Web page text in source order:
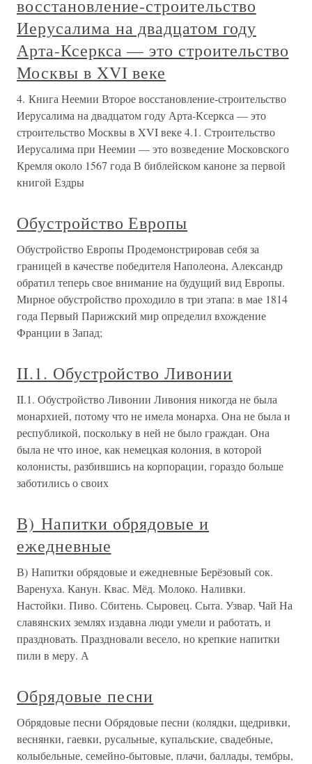
восстановление-строительство
Иерусалима на двадцатом году
Арта-Ксеркса — это строительство
Москвы в XVI веке
4. Книга Неемии Второе восстановление-строительство
Иерусалима на двадцатом году Арта-Ксеркса — это
строительство Москвы в XVI веке 4.1. Строительство
Иерусалима при Неемии — это возведение Московского
Кремля около 1567 года В библейском каноне за первой
книгой Ездры
Обустройство Европы
Обустройство Европы Продемонстрировав себя за
границей в качестве победителя Наполеона, Александр
обратил теперь свое внимание на будущий вид Европы.
Мирное обустройство проходило в три этапа: в мае 1814
года Первый Парижский мир определил вхождение
Франции в Запад;
II.1. Обустройство Ливонии
II.1. Обустройство Ливонии Ливония никогда не была
монархией, потому что не имела монарха. Она не была и
республикой, поскольку в ней не было граждан. Она
была не что иное, как немецкая колония, в которой
колонисты, разбившись на корпорации, гораздо больше
заботились о своих
В) Напитки обрядовые и
ежедневные
В) Напитки обрядовые и ежедневные Берёзовый сок.
Варенуха. Канун. Квас. Мёд. Молоко. Наливки.
Настойки. Пиво. Сбитень. Сыровец. Сыта. Узвар. Чай На
славянских землях издавна люди умели и работать, и
праздновать. Праздновали весело, но крепкие напитки
пили в меру. А
Обрядовые песни
Обрядовые песни Обрядовые песни (колядки, щедривки,
веснянки, гаевки, русальные, купальские, свадебные,
колыбельные, семейно-бытовые, плачи, баллады, тембры,